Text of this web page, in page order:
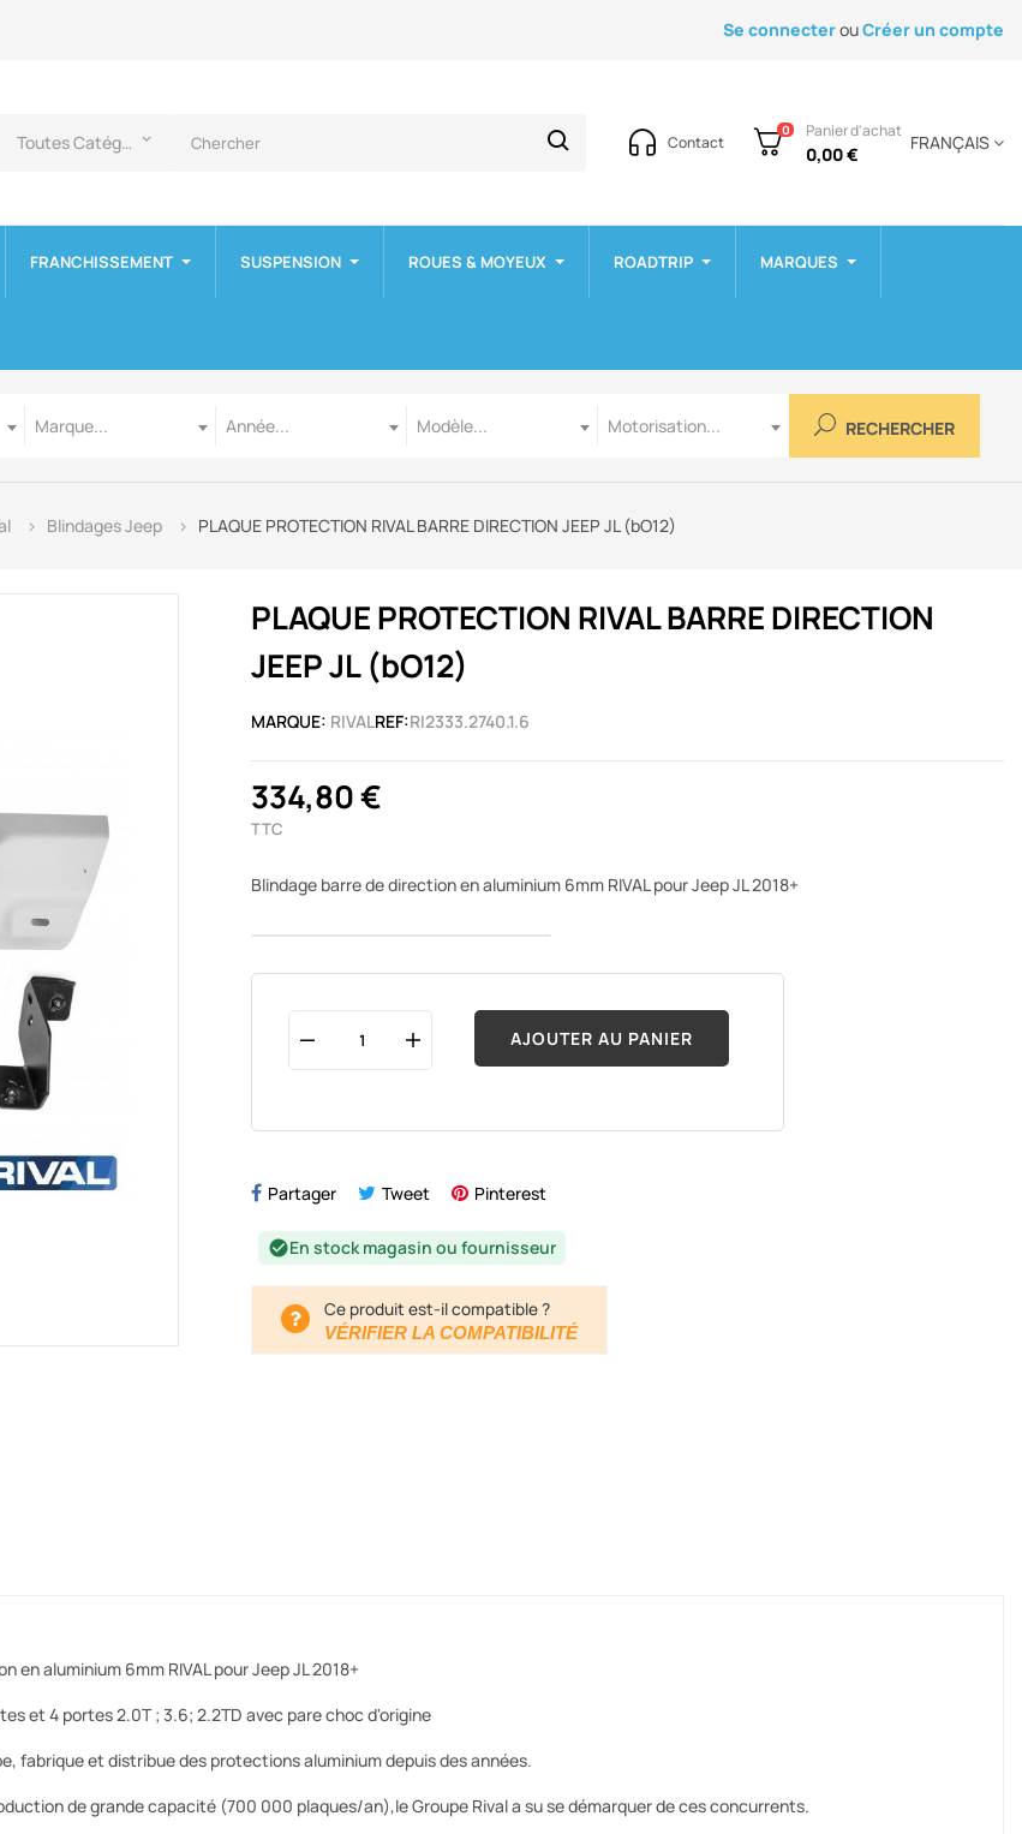
Se connecterouCréer un compte
Toutes Catégories keyboard_arrow_down Contact
0 Panier d'achat
0,00 €
FRANÇAIS
FRANCHISSEMENT SUSPENSION ROUES & MOYEUX ROADTRIP MARQUES
Marque...
Année...
Modèle...
Motorisation...
RECHERCHER
Blindages Jeep PLAQUE PROTECTION RIVAL BARRE DIRECTION JEEP JL (bO12)
PLAQUE PROTECTION RIVAL BARRE DIRECTION
JEEP JL (bO12)
MARQUE: RIVALREF:RI2333.2740.1.6
334,80 €
TTC
Blindage barre de direction en aluminium 6mm RIVAL pour Jeep JL 2018+
AJOUTER AU PANIER
Partager Tweet Pinterest
check_circleEn stock magasin ou fournisseur
Ce produit est-il compatible ?
VÉRIFIER LA COMPATIBILITÉ
en aluminium 6mm RIVAL pour Jeep JL 2018+
et 4 portes 2.0T ; 3.6; 2.2TD avec pare choc d'origine
fabrique et distribue des protections aluminium depuis des années.
de grande capacité (700 000 plaques/an),le Groupe Rival a su se démarquer de ces concurrents.